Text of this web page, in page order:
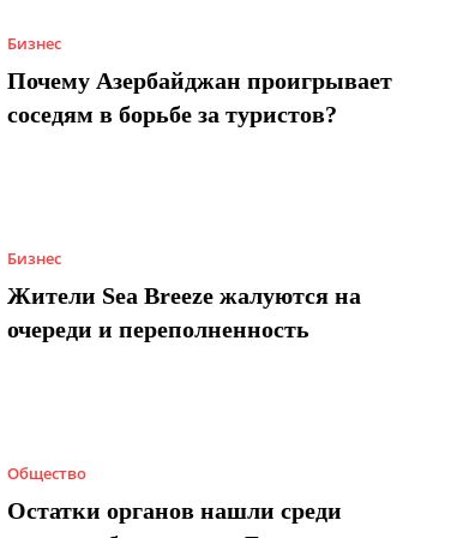
Бизнес
Почему Азербайджан проигрывает
соседям в борьбе за туристов?
Бизнес
Жители Sea Breeze жалуются на
очереди и переполненность
Общество
Остатки органов нашли среди